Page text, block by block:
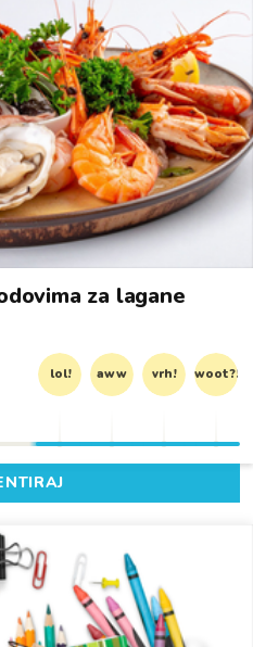
za lagane
lol! aww vrh! woot?!